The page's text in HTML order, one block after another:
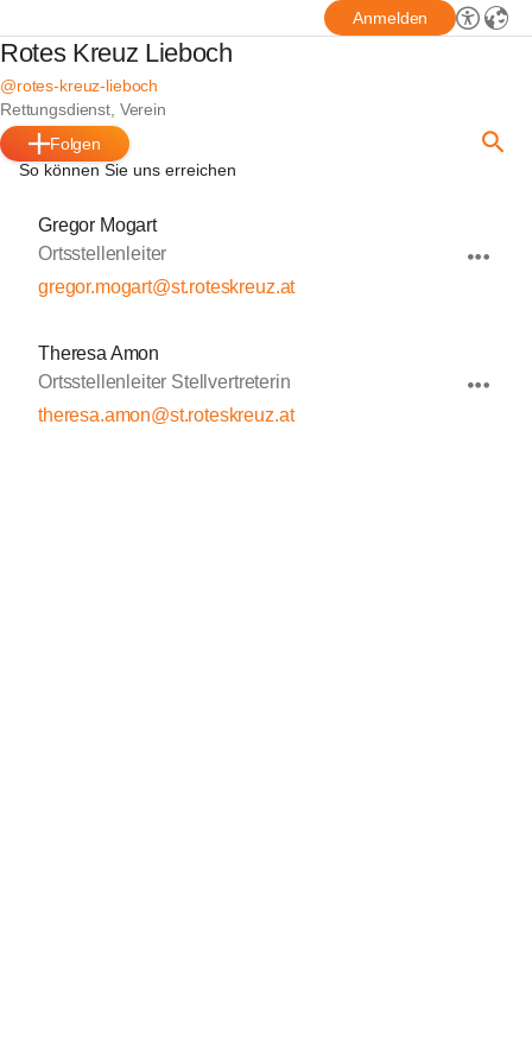
Anmelden
Rotes Kreuz Lieboch
@rotes-kreuz-lieboch
Rettungsdienst, Verein
Folgen
So können Sie uns erreichen
Gregor Mogart
Ortsstellenleiter
gregor.mogart@st.roteskreuz.at
Theresa Amon
Ortsstellenleiter Stellvertreterin
theresa.amon@st.roteskreuz.at